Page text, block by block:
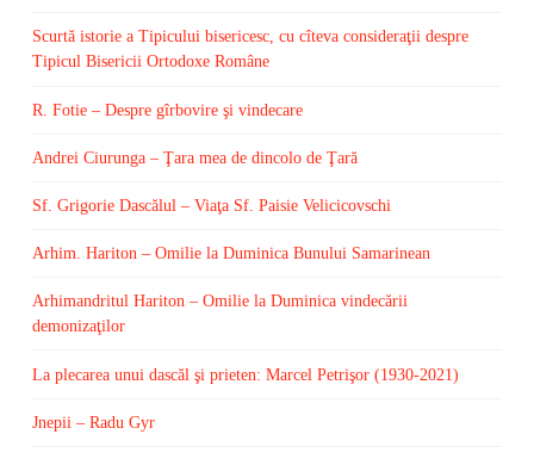
Scurtă istorie a Tipicului bisericesc, cu cîteva consideraţii despre
Tipicul Bisericii Ortodoxe Române
R. Fotie – Despre gîrbovire şi vindecare
Andrei Ciurunga – Ţara mea de dincolo de Ţară
Sf. Grigorie Dascălul – Viaţa Sf. Paisie Velicicovschi
Arhim. Hariton – Omilie la Duminica Bunului Samarinean
Arhimandritul Hariton – Omilie la Duminica vindecării
demonizaţilor
La plecarea unui dascăl şi prieten: Marcel Petrişor (1930-2021)
Jnepii – Radu Gyr